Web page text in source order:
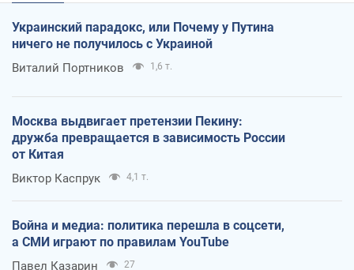
Украинский парадокс, или Почему у Путина
ничего не получилось с Украиной
Виталий Портников 1,6 т.
Москва выдвигает претензии Пекину:
дружба превращается в зависимость России
от Китая
Виктор Каспрук 4,1 т.
Война и медиа: политика перешла в соцсети,
а СМИ играют по правилам YouTube
Павел Казарин 27